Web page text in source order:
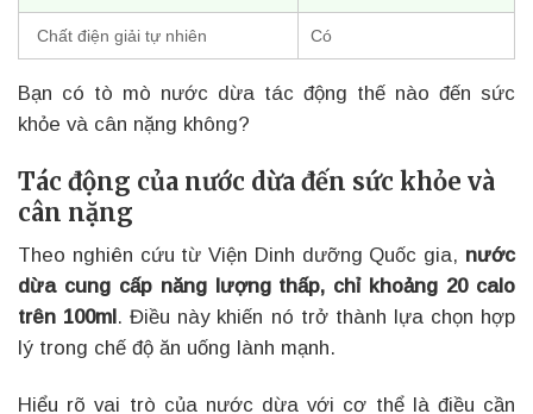
Chất điện giải tự nhiên Có
Bạn có tò mò nước dừa tác động thế nào đến sức
khỏe và cân nặng không?
Tác động của nước dừa đến sức khỏe và
cân nặng
Theo nghiên cứu từ Viện Dinh dưỡng Quốc gia, nước
dừa cung cấp năng lượng thấp, chỉ khoảng 20 calo
trên 100ml. Điều này khiến nó trở thành lựa chọn hợp
lý trong chế độ ăn uống lành mạnh.
Hiểu rõ vai trò của nước dừa với cơ thể là điều cần